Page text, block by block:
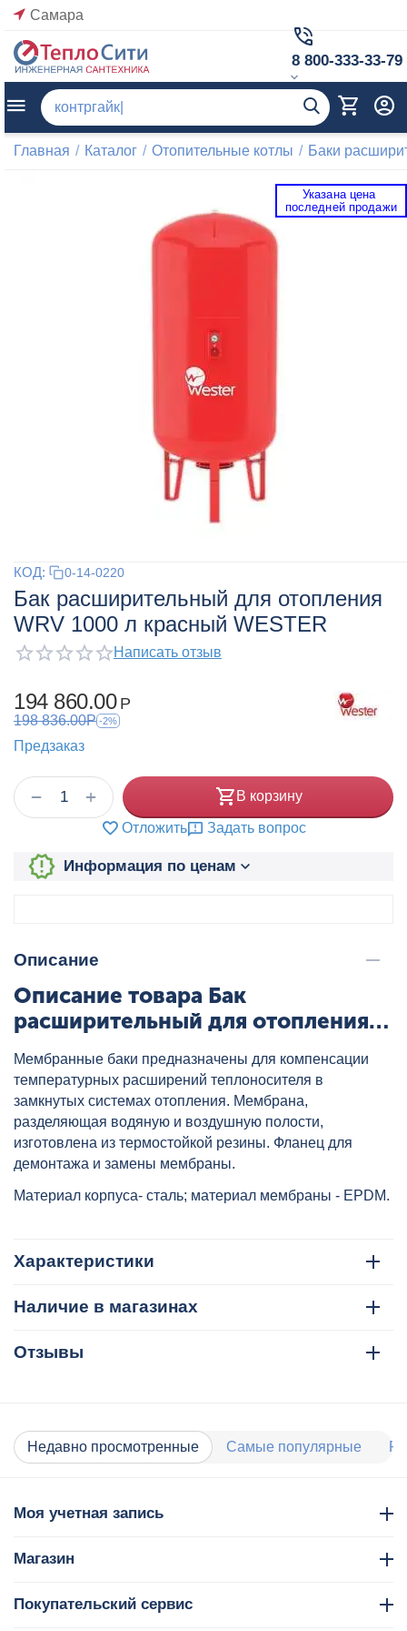
Самара
8 800-333-33-79
Главная / Каталог / Отопительные котлы / Баки
Указана цена
последней продажи
КОД: 0-14-0220
Бак расширительный для отопления
WRV 1000 л красный WESTER
Написать отзыв
194 860.00 Р
198 836.00Р -2%
Предзаказ
+
− В корзину
Отложить Задать вопрос
Информация по ценам
Описание
Описание товара Бак
расширительный для отопления
артикул: 0-14-0220
Мембранные баки предназначены для компенсации
температурных расширений теплоносителя в
замкнутых системах отопления. Мембрана,
разделяющая водяную и воздушную полости,
изготовлена из термостойкой резины. Фланец для
демонтажа и замены мембраны.
Материал корпуса- сталь; материал мембраны - EPDM.
Характеристики
Наличие в магазинах
Отзывы
Недавно просмотренные Самые популярные
Моя учетная запись
Магазин
Покупательский сервис